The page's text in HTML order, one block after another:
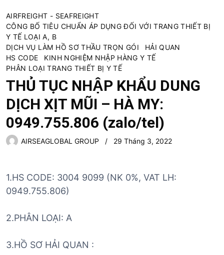
AIRFREIGHT - SEAFREIGHT
CÔNG BỐ TIÊU CHUẨN ÁP DỤNG ĐỐI VỚI TRANG THIẾT BỊ
Y TẾ LOẠI A, B
DỊCH VỤ LÀM HỒ SƠ THẦU TRỌN GÓI
HẢI QUAN
HS CODE
KINH NGHIỆM NHẬP HÀNG Y TẾ
PHÂN LOẠI TRANG THIẾT BỊ Y TẾ
THỦ TỤC NHẬP KHẨU DUNG
DỊCH XỊT MŨI – HÀ MY:
0949.755.806 (zalo/tel)
AIRSEAGLOBAL GROUP 29 Tháng 3, 2022
1.HS CODE: 3004 9099 (NK 0%, VAT LH:
0949.755.806)
2.PHÂN LOẠI: A
3.HỒ SƠ HẢI QUAN :